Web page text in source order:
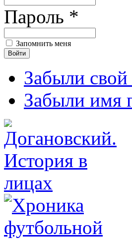
Пароль *
Запомнить меня
Забыли свой
Забыли имя